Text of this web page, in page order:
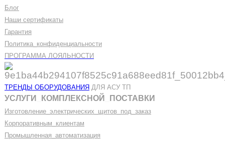
Блог
Наши сертификаты
Гарантия
Политика конфиденциальности
ПРОГРАММА ЛОЯЛЬНОСТИ
ТРЕНДЫ ОБОРУДОВАНИЯ ДЛЯ АСУ ТП
УСЛУГИ КОМПЛЕКСНОЙ ПОСТАВКИ
Изготовление электрических щитов под заказ
Корпоративным клиентам
Промышленная автоматизация